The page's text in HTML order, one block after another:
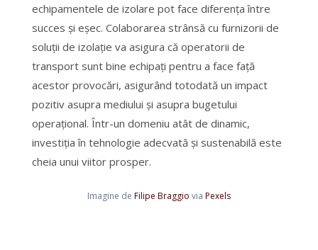
echipamentele de izolare pot face diferența între
succes și eșec. Colaborarea strânsă cu furnizorii de
soluții de izolație va asigura că operatorii de
transport sunt bine echipați pentru a face față
acestor provocări, asigurând totodată un impact
pozitiv asupra mediului și asupra bugetului
operațional. Într-un domeniu atât de dinamic,
investiția în tehnologie adecvată și sustenabilă este
cheia unui viitor prosper.
Imagine de Filipe Braggio via Pexels